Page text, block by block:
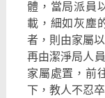
體，當局派員
載，細如灰塵
者，則由家屬
再由潔淨局人
家屬處置，前
下，教人不忍卒